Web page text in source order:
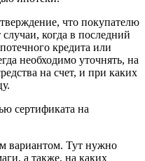
что покупателю
когда в последний
кредита или
необходимо уточнять, на
на счет, и при каких
сертификата на
вариантом. Тут нужно
а также, на каких